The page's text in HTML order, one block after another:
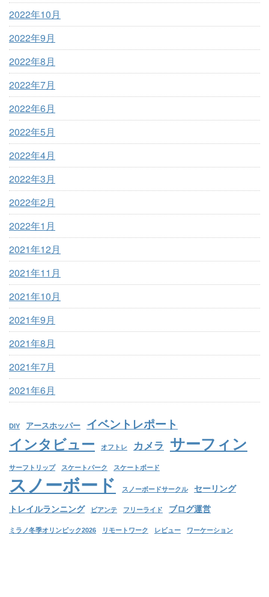
2022年10月
2022年9月
2022年8月
2022年7月
2022年6月
2022年5月
2022年4月
2022年3月
2022年2月
2022年1月
2021年12月
2021年11月
2021年10月
2021年9月
2021年8月
2021年7月
2021年6月
DIY アースホッパー イベントレポート
インタビュー オフトレ カメラ サーフィン
サーフトリップ スケートパーク スケートボード
スノーボード スノーボードサークル セーリング
トレイルランニング ビアンテ フリーライド ブログ運営
ミラノ冬季オリンピック2026 リモートワーク レビュー ワーケーション